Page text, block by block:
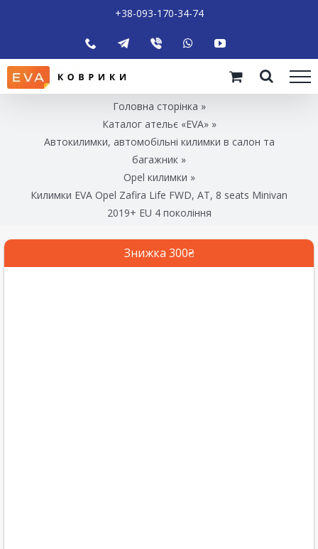
+38-093-170-34-74
Головна сторінка »
Каталог ательє «EVA»»
Автокилимки, автомобільні килимки в салон та
багажник »
Opel килимки »
Килимки EVA Opel Zafira Life FWD, AT, 8 seats Minivan
2019+ EU 4 покоління
Знижка 300₴